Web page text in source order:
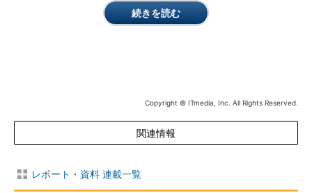
続きを読む
Copyright © ITmedia, Inc. All Rights Reserved.
関連情報
レポート・資料 連載一覧